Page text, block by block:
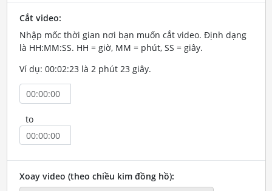
Cắt video:
Nhập mốc thời gian nơi bạn muốn cắt video. Định dạng
là HH:MM:SS. HH = giờ, MM = phút, SS = giây.
Ví dụ: 00:02:23 là 2 phút 23 giây.
to
Xoay video (theo chiều kim đồng hồ):